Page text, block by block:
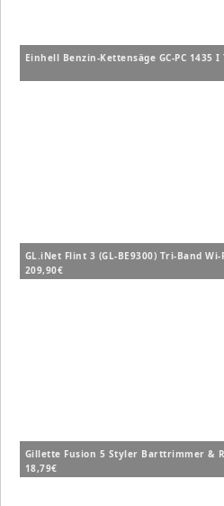
Einhell Benzin-Kettensäge GC-PC 1435
GL.iNet Flint 3 (GL-BE9300) Tri-Band
209,90€
Gillette Fusion 5 Styler Barttrimmer &
18,79€